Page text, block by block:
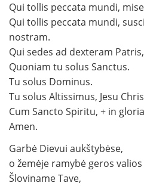
Qui tollis peccata mundi,
Qui tollis peccata mundi,
nostram.
Qui sedes ad dexteram
Quoniam tu solus Sanctus.
Tu solus Dominus.
Tu solus Altissimus, Jesu
Cum Sancto Spiritu, + in
Amen.
Garbė Dievui aukštybėse,
o žemėje ramybė geros
Šloviname Tave,